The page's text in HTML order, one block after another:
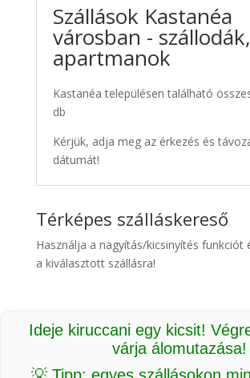
Szállások Kastanéa
városban - szállodák,
apartmanok
Kastanéa településen található
db
Kérjük, adja meg az érkezés és
dátumát!
Térképes szálláskereső
Használja a nagyítás/kicsinyítés funkciót
a kiválasztott szállásra!
Ideje kiruccani egy kicsit!
várja álomutazása!
💡 Tipp: egyes szállásokon